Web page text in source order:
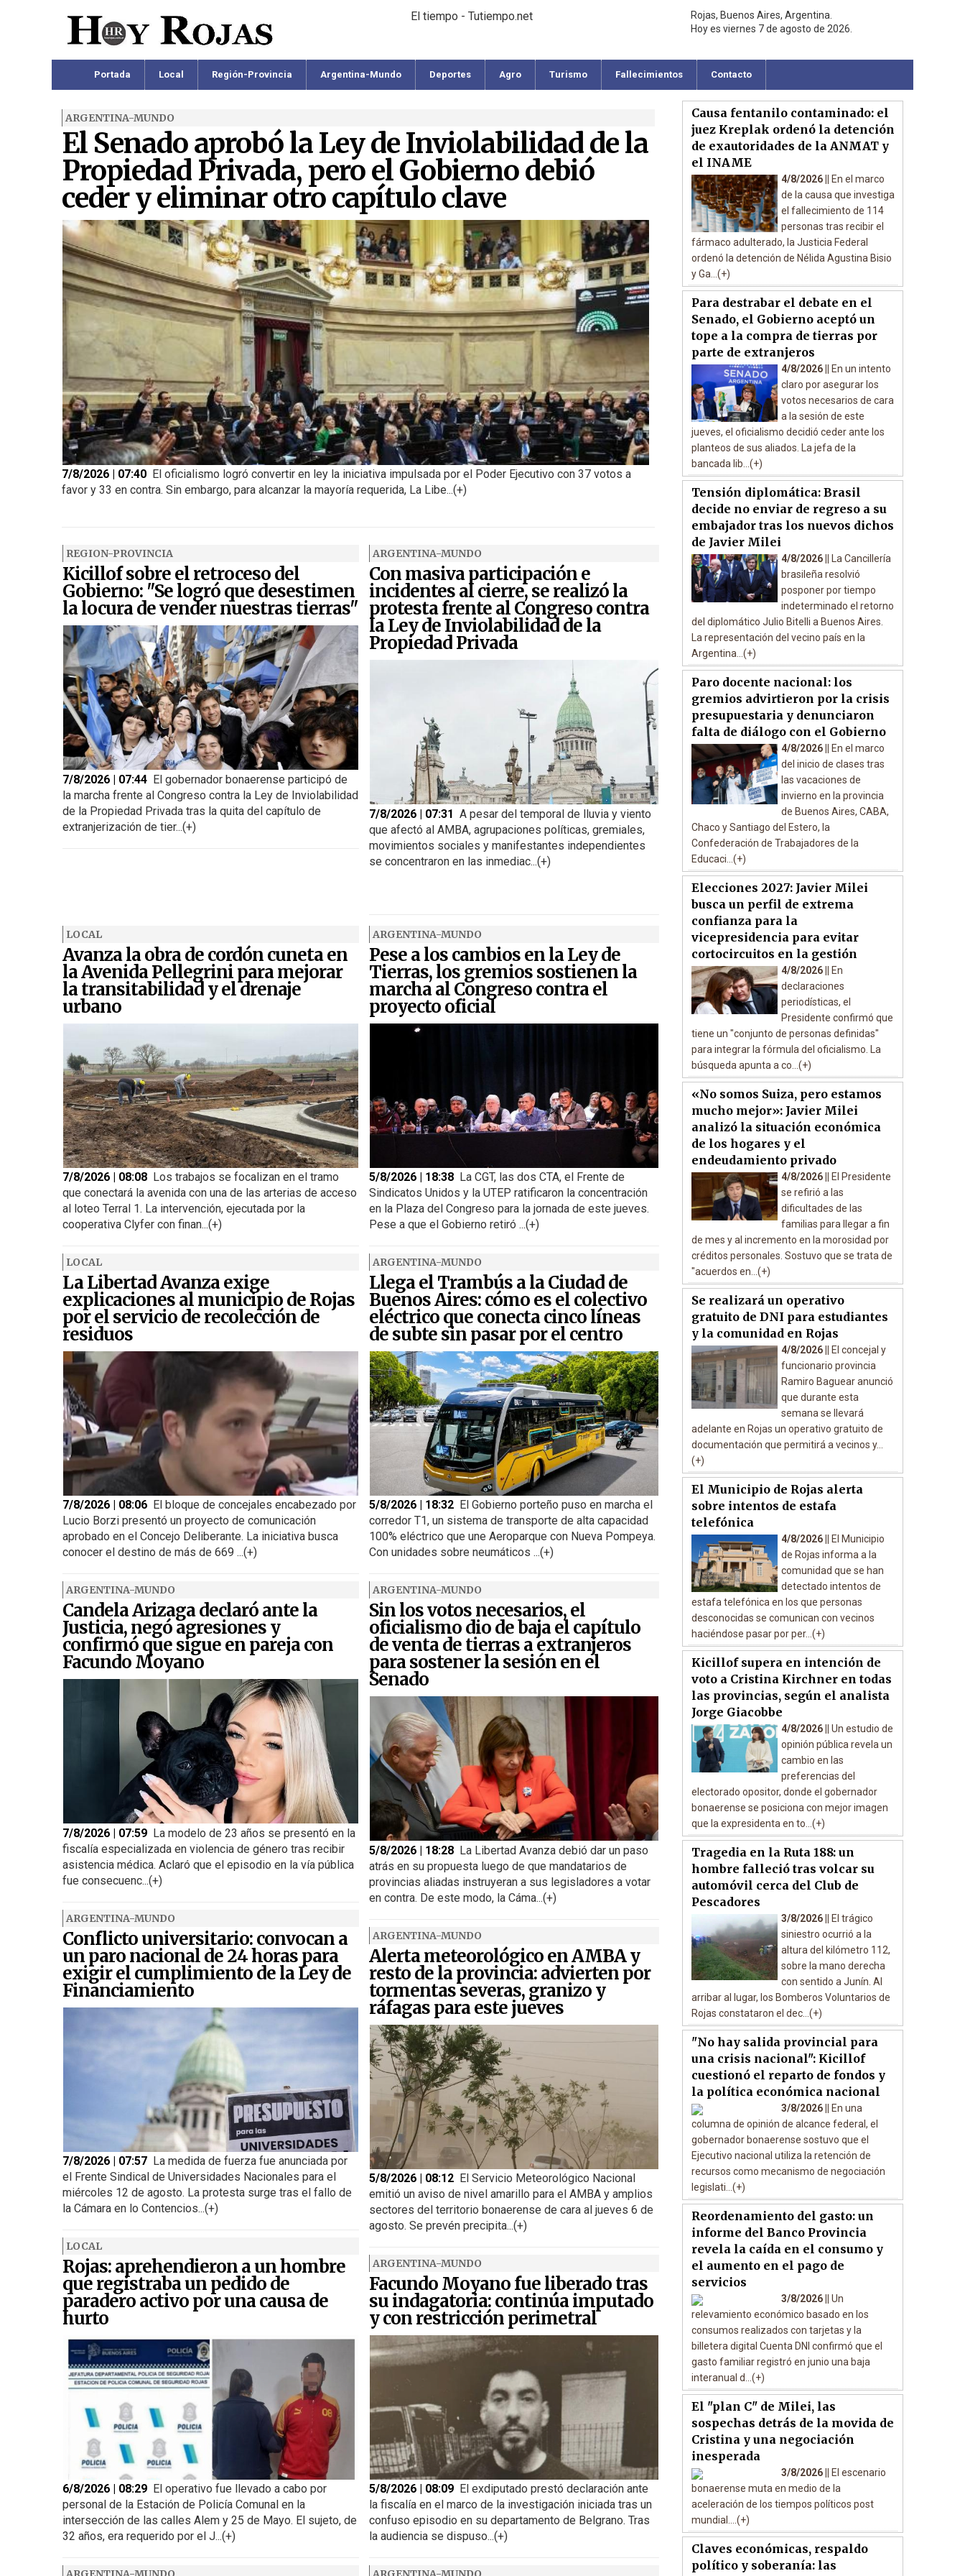
El tiempo - Tutiempo.net
Rojas, Buenos Aires, Argentina.
Hoy es viernes 7 de agosto de 2026.
Portada Local Región-Provincia Argentina-Mundo Deportes Agro Turismo Fallecimientos Contacto
ARGENTINA-MUNDO
El Senado aprobó la Ley de Inviolabilidad de la
Propiedad Privada, pero el Gobierno debió
ceder y eliminar otro capítulo clave
7/8/2026 | 07:40 El oficialismo logró convertir en ley la iniciativa impulsada por el Poder Ejecutivo con 37 votos a
favor y 33 en contra. Sin embargo, para alcanzar la mayoría requerida, La Libe...(+)
REGION-PROVINCIA
Kicillof sobre el retroceso del
Gobierno: "Se logró que desestimen
la locura de vender nuestras tierras"
7/8/2026 | 07:44 El gobernador bonaerense participó de
la marcha frente al Congreso contra la Ley de Inviolabilidad
de la Propiedad Privada tras la quita del capítulo de
extranjerización de tier...(+)
ARGENTINA-MUNDO
Con masiva participación e
incidentes al cierre, se realizó la
protesta frente al Congreso contra
la Ley de Inviolabilidad de la
Propiedad Privada
7/8/2026 | 07:31 A pesar del temporal de lluvia y viento
que afectó al AMBA, agrupaciones políticas, gremiales,
movimientos sociales y manifestantes independientes
se concentraron en las inmediac...(+)
LOCAL
Avanza la obra de cordón cuneta en
la Avenida Pellegrini para mejorar
la transitabilidad y el drenaje
urbano
7/8/2026 | 08:08 Los trabajos se focalizan en el tramo
que conectará la avenida con una de las arterias de acceso
al loteo Terral 1. La intervención, ejecutada por la
cooperativa Clyfer con finan...(+)
LOCAL
La Libertad Avanza exige
explicaciones al municipio de Rojas
por el servicio de recolección de
residuos
7/8/2026 | 08:06 El bloque de concejales encabezado por
Lucio Borzi presentó un proyecto de comunicación
aprobado en el Concejo Deliberante. La iniciativa busca
conocer el destino de más de 669 ...(+)
ARGENTINA-MUNDO
Candela Arizaga declaró ante la
Justicia, negó agresiones y
confirmó que sigue en pareja con
Facundo Moyano
7/8/2026 | 07:59 La modelo de 23 años se presentó en la
fiscalía especializada en violencia de género tras recibir
asistencia médica. Aclaró que el episodio en la vía pública
fue consecuenc...(+)
ARGENTINA-MUNDO
Conflicto universitario: convocan a
un paro nacional de 24 horas para
exigir el cumplimiento de la Ley de
Financiamiento
7/8/2026 | 07:57 La medida de fuerza fue anunciada por
el Frente Sindical de Universidades Nacionales para el
miércoles 12 de agosto. La protesta surge tras el fallo de
la Cámara en lo Contencios...(+)
LOCAL
Rojas: aprehendieron a un hombre
que registraba un pedido de
paradero activo por una causa de
hurto
6/8/2026 | 08:29 El operativo fue llevado a cabo por
personal de la Estación de Policía Comunal en la
intersección de las calles Alem y 25 de Mayo. El sujeto, de
32 años, era requerido por el J...(+)
ARGENTINA-MUNDO
Pese a los cambios en la Ley de
Tierras, los gremios sostienen la
marcha al Congreso contra el
proyecto oficial
5/8/2026 | 18:38 La CGT, las dos CTA, el Frente de
Sindicatos Unidos y la UTEP ratificaron la concentración
en la Plaza del Congreso para la jornada de este jueves.
Pese a que el Gobierno retiró ...(+)
ARGENTINA-MUNDO
Llega el Trambús a la Ciudad de
Buenos Aires: cómo es el colectivo
eléctrico que conecta cinco líneas
de subte sin pasar por el centro
5/8/2026 | 18:32 El Gobierno porteño puso en marcha el
corredor T1, un sistema de transporte de alta capacidad
100% eléctrico que une Aeroparque con Nueva Pompeya.
Con unidades sobre neumáticos ...(+)
ARGENTINA-MUNDO
Sin los votos necesarios, el
oficialismo dio de baja el capítulo
de venta de tierras a extranjeros
para sostener la sesión en el
Senado
5/8/2026 | 18:28 La Libertad Avanza debió dar un paso
atrás en su propuesta luego de que mandatarios de
provincias aliadas instruyeran a sus legisladores a votar
en contra. De este modo, la Cáma...(+)
ARGENTINA-MUNDO
Alerta meteorológico en AMBA y
resto de la provincia: advierten por
tormentas severas, granizo y
ráfagas para este jueves
5/8/2026 | 08:12 El Servicio Meteorológico Nacional
emitió un aviso de nivel amarillo para el AMBA y amplios
sectores del territorio bonaerense de cara al jueves 6 de
agosto. Se prevén precipita...(+)
ARGENTINA-MUNDO
Facundo Moyano fue liberado tras
su indagatoria: continúa imputado
y con restricción perimetral
5/8/2026 | 08:09 El exdiputado prestó declaración ante
la fiscalía en el marco de la investigación iniciada tras un
confuso episodio en su departamento de Belgrano. Tras
la audiencia se dispuso...(+)
Causa fentanilo contaminado: el
juez Kreplak ordenó la detención
de exautoridades de la ANMAT y
el INAME
4/8/2026 ||
En el marco
de la causa que investiga
el fallecimiento de 114
personas tras recibir el
fármaco adulterado, la Justicia Federal
ordenó la detención de Nélida Agustina Bisio
y Ga...(+)
Para destrabar el debate en el
Senado, el Gobierno aceptó un
tope a la compra de tierras por
parte de extranjeros
4/8/2026 ||
En un intento
claro por asegurar los
votos necesarios de cara
a la sesión de este
jueves, el oficialismo decidió ceder ante los
planteos de sus aliados. La jefa de la
bancada lib...(+)
Tensión diplomática: Brasil
decide no enviar de regreso a su
embajador tras los nuevos dichos
de Javier Milei
4/8/2026 ||
La Cancillería
brasileña resolvió
posponer por tiempo
indeterminado el retorno
del diplomático Julio Bitelli a Buenos Aires.
La representación del vecino país en la
Argentina...(+)
Paro docente nacional: los
gremios advirtieron por la crisis
presupuestaria y denunciaron
falta de diálogo con el Gobierno
4/8/2026 ||
En el marco
del inicio de clases tras
las vacaciones de
invierno en la provincia
de Buenos Aires, CABA,
Chaco y Santiago del Estero, la
Confederación de Trabajadores de la
Educaci...(+)
Elecciones 2027: Javier Milei
busca un perfil de extrema
confianza para la
vicepresidencia para evitar
cortocircuitos en la gestión
4/8/2026 ||
En
declaraciones
periodísticas, el
Presidente confirmó que
tiene un "conjunto de personas definidas"
para integrar la fórmula del oficialismo. La
búsqueda apunta a co...(+)
«No somos Suiza, pero estamos
mucho mejor»: Javier Milei
analizó la situación económica
de los hogares y el
endeudamiento privado
4/8/2026 ||
El Presidente
se refirió a las
dificultades de las
familias para llegar a fin
de mes y al incremento en la morosidad por
créditos personales. Sostuvo que se trata de
"acuerdos en...(+)
Se realizará un operativo
gratuito de DNI para estudiantes
y la comunidad en Rojas
4/8/2026 ||
El concejal y
funcionario provincia
Ramiro Baguear anunció
que durante esta
semana se llevará
adelante en Rojas un operativo gratuito de
documentación que permitirá a vecinos y...
(+)
El Municipio de Rojas alerta
sobre intentos de estafa
telefónica
4/8/2026 ||
El Municipio
de Rojas informa a la
comunidad que se han
detectado intentos de
estafa telefónica en los que personas
desconocidas se comunican con vecinos
haciéndose pasar por per...(+)
Kicillof supera en intención de
voto a Cristina Kirchner en todas
las provincias, según el analista
Jorge Giacobbe
4/8/2026 || Un estudio de
opinión pública revela un
cambio en las
preferencias del
electorado opositor, donde el gobernador
bonaerense se posiciona con mejor imagen
que la expresidenta en to...(+)
Tragedia en la Ruta 188: un
hombre falleció tras volcar su
automóvil cerca del Club de
Pescadores
3/8/2026 ||
El trágico
siniestro ocurrió a la
altura del kilómetro 112,
sobre la mano derecha
con sentido a Junín. Al
arribar al lugar, los Bomberos Voluntarios de
Rojas constataron el dec...(+)
"No hay salida provincial para
una crisis nacional": Kicillof
cuestionó el reparto de fondos y
la política económica nacional
3/8/2026 ||
En una
columna de opinión de alcance federal, el
gobernador bonaerense sostuvo que el
Ejecutivo nacional utiliza la retención de
recursos como mecanismo de negociación
legislati...(+)
Reordenamiento del gasto: un
informe del Banco Provincia
revela la caída en el consumo y
el aumento en el pago de
servicios
3/8/2026 || Un
relevamiento económico basado en los
consumos realizados con tarjetas y la
billetera digital Cuenta DNI confirmó que el
gasto familiar registró en junio una baja
interanual d...(+)
El "plan C" de Milei, las
sospechas detrás de la movida de
Cristina y una negociación
inesperada
3/8/2026 ||
El escenario
bonaerense muta en medio de la
aceleración de los tiempos políticos post
mundial....(+)
Claves económicas, respaldo
político y soberanía: las